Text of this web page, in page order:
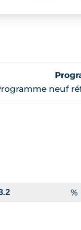
neuf